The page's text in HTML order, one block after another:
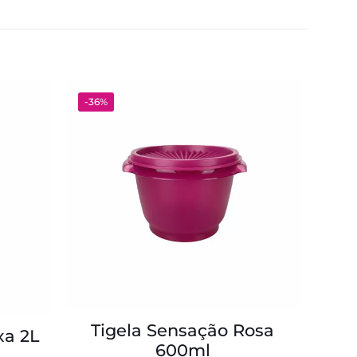
2L
-36%
Tigela Sensação Rosa
600ml